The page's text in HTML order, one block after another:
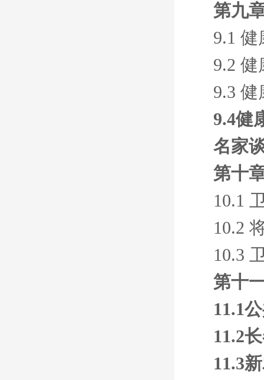
第九
9.1
9.2
9.3
9.4健
名家
第十
10.1
10.2
10.3
第十
11.1
11.2
11.3